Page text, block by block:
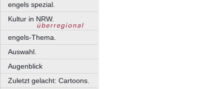
engels spezial.
Kultur in NRW.
engels-Thema.
Auswahl.
Augenblick
Zuletzt gelacht: Cartoons.